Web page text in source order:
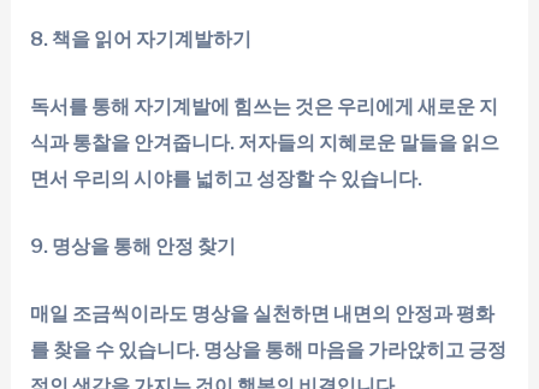
8. 책을 읽어 자기계발하기
독서를 통해 자기계발에 힘쓰는 것은 우리에게 새로운 지
식과 통찰을 안겨줍니다. 저자들의 지혜로운 말들을 읽으
면서 우리의 시야를 넓히고 성장할 수 있습니다.
9. 명상을 통해 안정 찾기
매일 조금씩이라도 명상을 실천하면 내면의 안정과 평화
를 찾을 수 있습니다. 명상을 통해 마음을 가라앉히고 긍정